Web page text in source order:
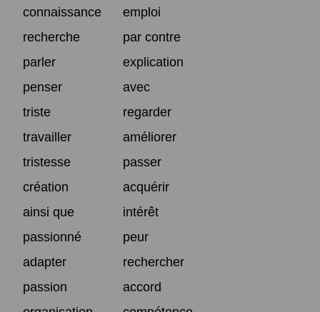
connaissance
emploi
recherche
par contre
parler
explication
penser
avec
triste
regarder
travailler
améliorer
tristesse
passer
création
acquérir
ainsi que
intérêt
passionné
peur
adapter
rechercher
passion
accord